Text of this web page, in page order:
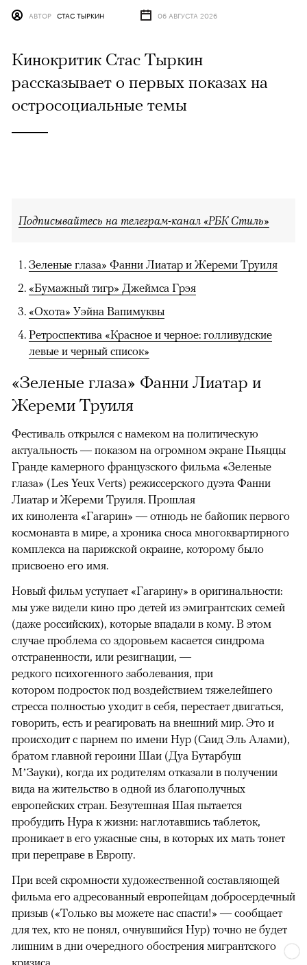
АВТОР СТАС ТЫРКИН 06 АВГУСТА 2026
Кинокритик Стас Тыркин
рассказывает о первых показах на
остросоциальные темы
Подписывайтесь на телеграм-канал «РБК Стиль»
Зеленые глаза» Фанни Лиатар и Жереми Труиля
«Бумажный тигр» Джеймса Грэя
«Охота» Уэйна Вапимуквы
Ретроспектива «Красное и черное: голливудские
левые и черный список»
«Зеленые глаза» Фанни Лиатар и
Жереми Труиля
Фестиваль открылся с намеком на политическую
актуальность — показом на огромном экране Пьяццы
Гранде камерного французского фильма «Зеленые
глаза» (Les Yeux Verts) режиссерского дуэта Фанни
Лиатар и Жереми Труиля. Прошлая
их кинолента «Гагарин» — отнюдь не байопик первого
космонавта в мире, а хроника сноса многоквартирного
комплекса на парижской окраине, которому было
присвоено его имя.
Новый фильм уступает «Гагарину» в оригинальности:
мы уже видели кино про детей из эмигрантских семей
(даже российских), которые впадали в кому. В этом
случае проблема со здоровьем касается синдрома
отстраненности, или резигнации, —
редкого психогенного заболевания, при
котором подросток под воздействием тяжелейшего
стресса полностью уходит в себя, перестает двигаться,
говорить, есть и реагировать на внешний мир. Это и
происходит с парнем по имени Нур (Саид Эль Алами),
братом главной героини Шаи (Дуа Бутарбуш
М’Зауки), когда их родителям отказали в получении
вида на жительство в одной из благополучных
европейских стран. Безутешная Шая пытается
пробудить Нура к жизни: наглотавшись таблеток,
проникает в его ужасные сны, в которых их мать тонет
при переправе в Европу.
При всей скромности художественной составляющей
фильма его адресованный европейцам добросердечный
призыв («Только вы можете нас спасти!» — сообщает
для тех, кто не понял, очнувшийся Нур) точно не будет
лишним в дни очередного обострения мигрантского
кризиса.